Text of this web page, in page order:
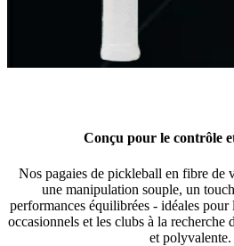
Conçu pour le contrôle
Nos pagaies de pickleball en fibre de
une manipulation souple, un
performances équilibrées - idéales pour
occasionnels et les clubs à la recherche
et polyvalente.